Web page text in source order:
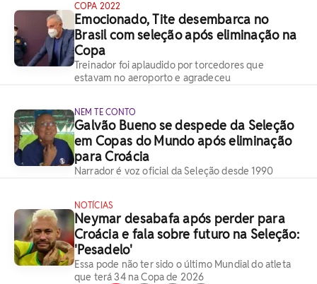
COPA 2022
Emocionado, Tite desembarca no
Brasil com seleção após eliminação na
Copa
Treinador foi aplaudido por torcedores que
estavam no aeroporto e agradeceu
NEM TE CONTO
Galvão Bueno se despede da Seleção
em Copas do Mundo após eliminação
para Croácia
Narrador é voz oficial da Seleção desde 1990
NOTÍCIAS
Neymar desabafa após perder para
Croácia e fala sobre futuro na Seleção:
'Pesadelo'
Essa pode não ter sido o último Mundial do atleta
que terá 34 na Copa de 2026